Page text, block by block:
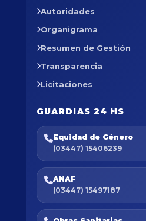
Autoridades
Organigrama
Resumen de Gestión
Transparencia
Licitaciones
GUARDIAS 24 HS
Equidad de Género
(03447) 15406239
ANAF
(03447) 15497187